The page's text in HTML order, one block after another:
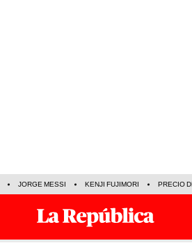
JORGE MESSI KENJI FUJIMORI PRECIO